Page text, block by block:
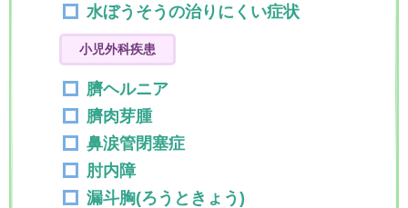
水ぼうそうの治りにくい症状
小児外科疾患
臍ヘルニア
臍肉芽腫
鼻涙管閉塞症
肘内障
漏斗胸(ろうときょう)